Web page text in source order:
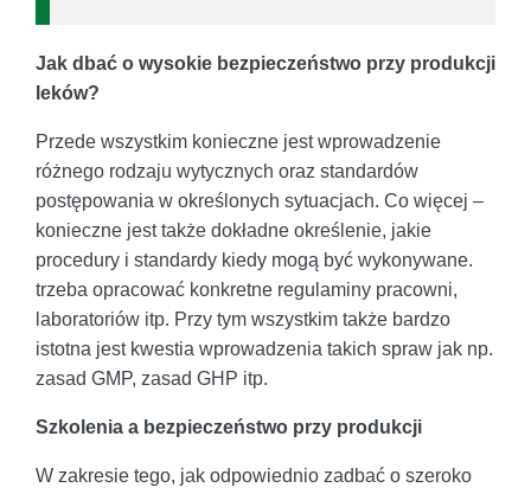
Jak dbać o wysokie bezpieczeństwo przy produkcji
leków?
Przede wszystkim konieczne jest wprowadzenie
różnego rodzaju wytycznych oraz standardów
postępowania w określonych sytuacjach. Co więcej –
konieczne jest także dokładne określenie, jakie
procedury i standardy kiedy mogą być wykonywane.
trzeba opracować konkretne regulaminy pracowni,
laboratoriów itp. Przy tym wszystkim także bardzo
istotna jest kwestia wprowadzenia takich spraw jak np.
zasad GMP, zasad GHP itp.
Szkolenia a bezpieczeństwo przy produkcji
W zakresie tego, jak odpowiednio zadbać o szeroko